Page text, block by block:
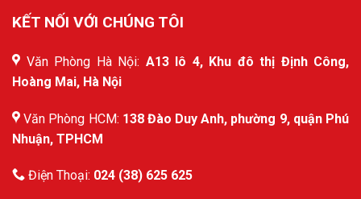
KẾT NỐI VỚI CHÚNG TÔI
Văn Phòng Hà Nội: A13 lô 4, Khu đô thị Định Công,
Hoàng Mai, Hà Nội
Văn Phòng HCM: 138 Đào Duy Anh, phường 9, quận Phú
Nhuận, TPHCM
Điện Thoại: 024 (38) 625 625